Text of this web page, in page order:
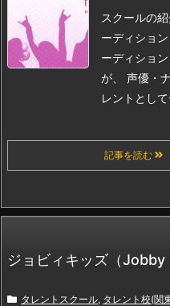
スクールの
ーディショ
ーディショ
が、 声優・
レントとし
記事を読む
ジョビィキッズ（Jobby
タレントスクール, タレント校(関